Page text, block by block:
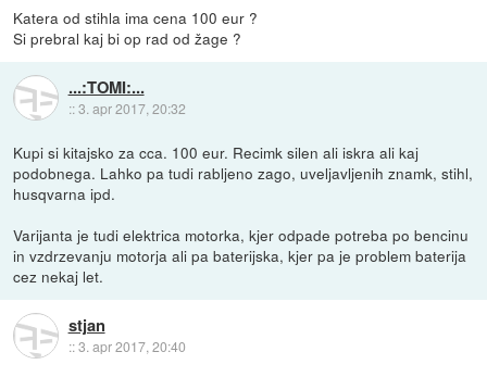
Katera od stihla ima cena 100 eur ?
Si prebral kaj bi op rad od žage ?
...:TOMI:...
::3. apr 2017, 20:32
Kupi si kitajsko za cca. 100 eur. Recimk silen ali iskra ali kaj
podobnega. Lahko pa tudi rabljeno zago, uveljavljenih znamk, stihl,
husqvarna ipd.
Varijanta je tudi elektrica motorka, kjer odpade potreba po bencinu
in vzdrzevanju motorja ali pa baterijska, kjer pa je problem baterija
cez nekaj let.
stjan
::3. apr 2017, 20:40